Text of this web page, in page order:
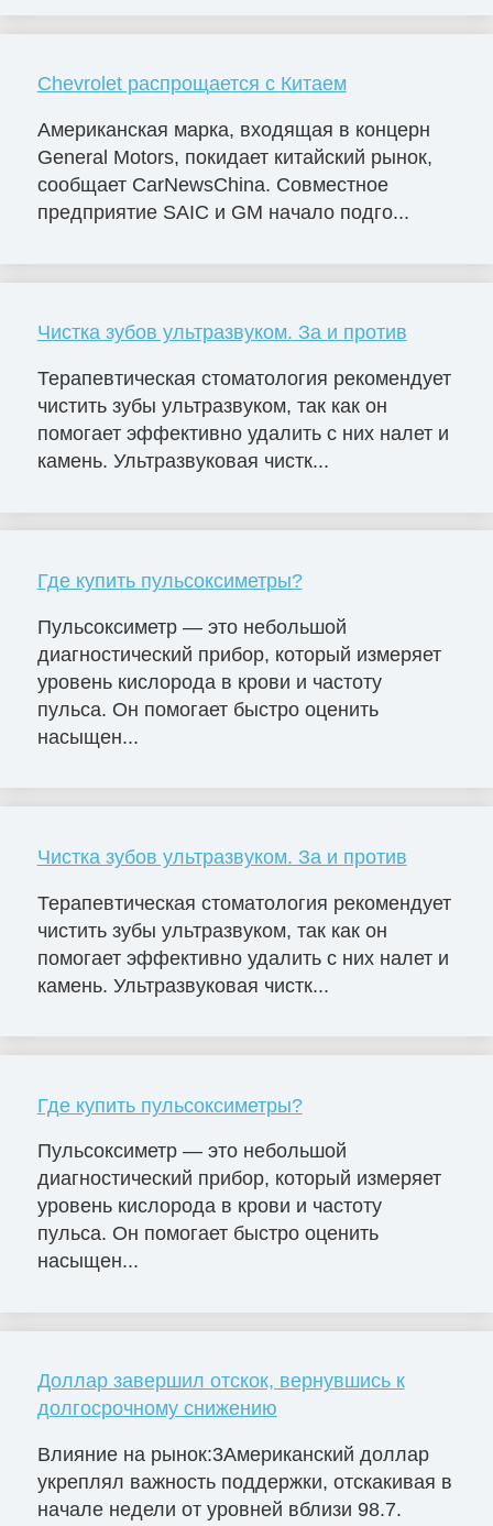
Chevrolet распрощается с Китаем
Американская марка, входящая в концерн
General Motors, покидает китайский рынок,
сообщает CarNewsChina. Совместное
предприятие SAIC и GM начало подго...
Чистка зубов ультразвуком. За и против
Терапевтическая стоматология рекомендует
чистить зубы ультразвуком, так как он
помогает эффективно удалить с них налет и
камень. Ультразвуковая чистк...
Где купить пульсоксиметры?
Пульсоксиметр — это небольшой
диагностический прибор, который измеряет
уровень кислорода в крови и частоту
пульса. Он помогает быстро оценить
насыщен...
Чистка зубов ультразвуком. За и против
Терапевтическая стоматология рекомендует
чистить зубы ультразвуком, так как он
помогает эффективно удалить с них налет и
камень. Ультразвуковая чистк...
Где купить пульсоксиметры?
Пульсоксиметр — это небольшой
диагностический прибор, который измеряет
уровень кислорода в крови и частоту
пульса. Он помогает быстро оценить
насыщен...
Доллар завершил отскок, вернувшись к
долгосрочному снижению
Влияние на рынок:3Американский доллар
укреплял важность поддержки, отскакивая в
начале недели от уровней вблизи 98.7.